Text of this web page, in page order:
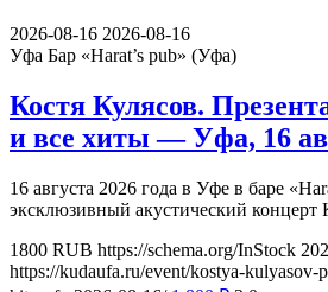
2026-08-16 2026-08-16
Уфа Бар «Harat’s pub» (Уфа)
Костя Кулясов.
и все хиты — Уфа, 16
16 августа 2026 года в Уфе в баре
эксклюзивный акустический концерт
1800 RUB https://schema.org/InStock
https://kudaufa.ru/event/kostya-kulyasov-